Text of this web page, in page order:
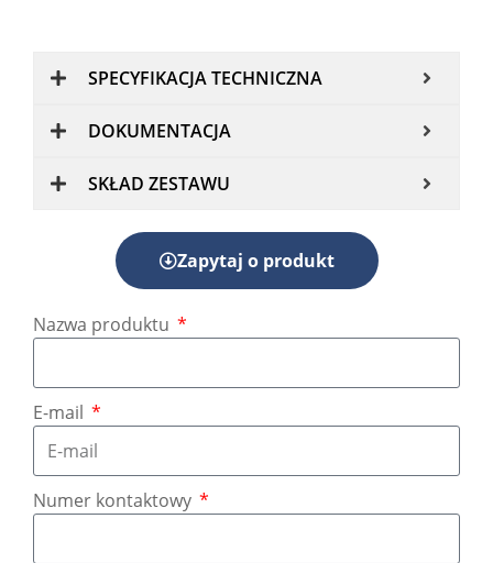
SPECYFIKACJA TECHNICZNA
DOKUMENTACJA
SKŁAD ZESTAWU
Zapytaj o produkt
Nazwa produktu
E-mail
Numer kontaktowy